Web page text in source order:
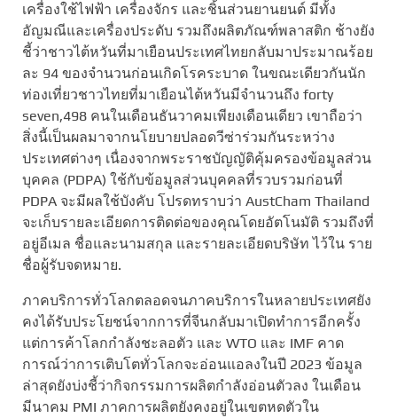
เครื่องใช้ไฟฟ้า เครื่องจักร และชิ้นส่วนยานยนต์ มีทั้ง
อัญมณีและเครื่องประดับ รวมถึงผลิตภัณฑ์พลาสติก ช้างยัง
ชี้ว่าชาวไต้หวันที่มาเยือนประเทศไทยกลับมาประมาณร้อย
ละ 94 ของจำนวนก่อนเกิดโรคระบาด ในขณะเดียวกันนัก
ท่องเที่ยวชาวไทยที่มาเยือนไต้หวันมีจำนวนถึง forty
seven,498 คนในเดือนธันวาคมเพียงเดือนเดียว เขาถือว่า
สิ่งนี้เป็นผลมาจากนโยบายปลอดวีซ่าร่วมกันระหว่าง
ประเทศต่างๆ เนื่องจากพระราชบัญญัติคุ้มครองข้อมูลส่วน
บุคคล (PDPA) ใช้กับข้อมูลส่วนบุคคลที่รวบรวมก่อนที่
PDPA จะมีผลใช้บังคับ โปรดทราบว่า AustCham Thailand
จะเก็บรายละเอียดการติดต่อของคุณโดยอัตโนมัติ รวมถึงที่
อยู่อีเมล ชื่อและนามสกุล และรายละเอียดบริษัท ไว้ใน ราย
ชื่อผู้รับจดหมาย.
ภาคบริการทั่วโลกตลอดจนภาคบริการในหลายประเทศยัง
คงได้รับประโยชน์จากการที่จีนกลับมาเปิดทำการอีกครั้ง
แต่การค้าโลกกำลังชะลอตัว และ WTO และ IMF คาด
การณ์ว่าการเติบโตทั่วโลกจะอ่อนแอลงในปี 2023 ข้อมูล
ล่าสุดยังบ่งชี้ว่ากิจกรรมการผลิตกำลังอ่อนตัวลง ในเดือน
มีนาคม PMI ภาคการผลิตยังคงอยู่ในเขตหดตัวใน